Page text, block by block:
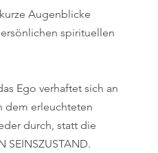
Augenblicke
spirituellen
Ego verhaftet sich an
dem erleuchteten
durch, statt die
SEINSZUSTAND.